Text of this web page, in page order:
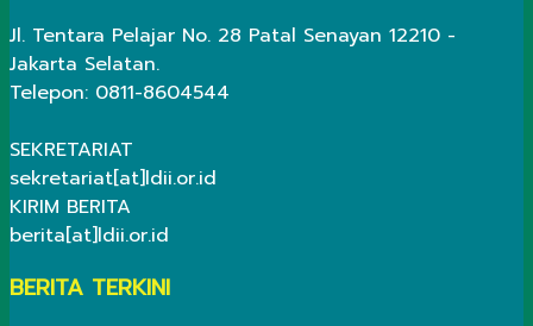
Jl. Tentara Pelajar No. 28 Patal Senayan 12210 -
Jakarta Selatan.
Telepon: 0811-8604544
SEKRETARIAT
sekretariat[at]ldii.or.id
KIRIM BERITA
berita[at]ldii.or.id
BERITA TERKINI